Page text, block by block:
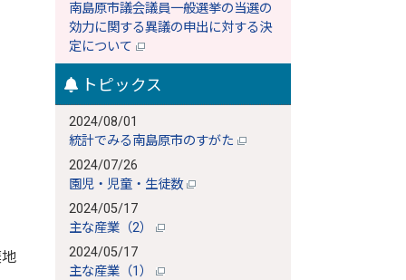
南島原市議会議員一般選挙の当選の
効力に関する異議の申出に対する決
定について
トピックス
2024/08/01
統計でみる南島原市のすがた
2024/07/26
園児・児童・生徒数
2024/05/17
主な産業（2）
2024/05/17
主な産業（1）